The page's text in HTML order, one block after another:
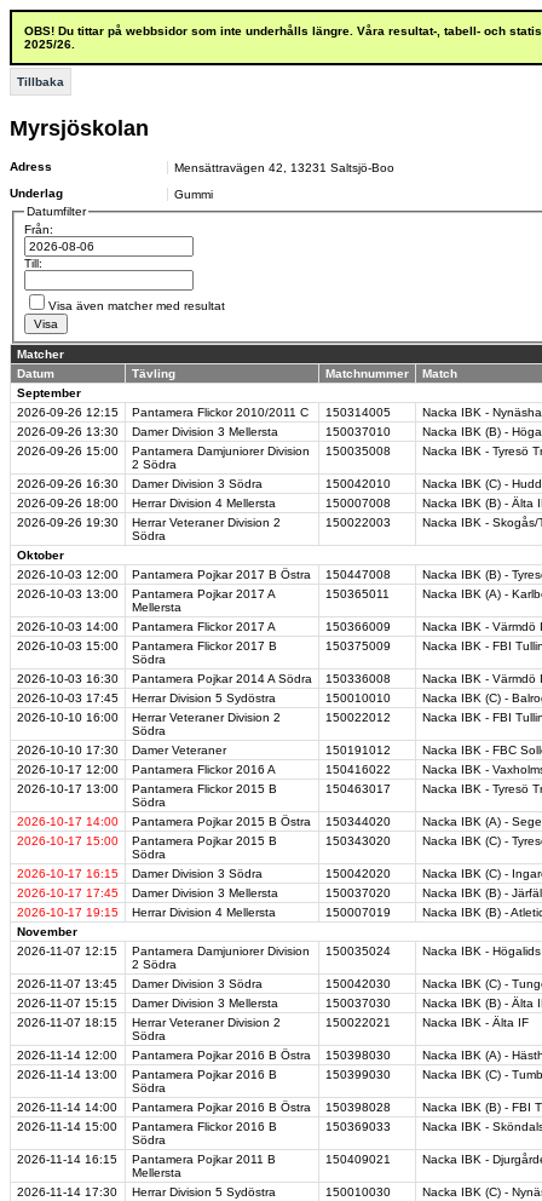
OBS! Du tittar på webbsidor som inte underhålls längre. Våra resultat-, tabell- och
2025/26.
Tillbaka
Myrsjöskolan
Adress Mensättravägen 42 13231 Saltsjö-Boo
Underlag
Gummi
Datumfilter
Från:
Till:
Visa även matcher med resultat
Matcher
Datum
Tävling Matchnummer Match
September
2026-09-26 12:15 Pantamera Flickor 2010/2011 C 150314005
Nacka IBK -
2026-09-26 13:30 Damer Division 3 Mellersta 150037010
Nacka IBK (B) -
2026-09-26 15:00
Pantamera Damjuniorer Division
2 Södra
150035008 Nacka IBK - Tyresö
2026-09-26 16:30 Damer Division 3 Södra 150042010
Nacka IBK (C) -
2026-09-26 18:00 Herrar Division 4 Mellersta 150007008
Nacka IBK (B) - Älta
2026-09-26 19:30
Herrar Veteraner Division 2
Södra
150022003 Nacka IBK -
Oktober
2026-10-03 12:00 Pantamera Pojkar 2017 B Östra 150447008
Nacka IBK (B) -
2026-10-03 13:00
Pantamera Pojkar 2017 A
Mellersta
150365011 Nacka IBK (A) -
2026-10-03 14:00 Pantamera Flickor 2017 A 150366009
Nacka IBK - Värmdö
2026-10-03 15:00
Pantamera Flickor 2017 B
Södra
150375009 Nacka IBK - FBI
2026-10-03 16:30 Pantamera Pojkar 2014 A Södra 150336008
Nacka IBK - Värmdö
2026-10-03 17:45 Herrar Division 5 Sydöstra 150010010
Nacka IBK (C) -
2026-10-10 16:00
Herrar Veteraner Division 2
Södra
150022012 Nacka IBK - FBI
2026-10-10 17:30 Damer Veteraner 150191012
Nacka IBK - FBC
2026-10-17 12:00 Pantamera Flickor 2016 A 150416022
Nacka IBK -
2026-10-17 13:00
Pantamera Flickor 2015 B
Södra
150463017 Nacka IBK - Tyresö
2026-10-17 14:00 Pantamera Pojkar 2015 B Östra 150344020
Nacka IBK (A) -
2026-10-17 15:00
Pantamera Pojkar 2015 B
Södra
150343020 Nacka IBK (C) -
2026-10-17 16:15 Damer Division 3 Södra 150042020
Nacka IBK (C) -
2026-10-17 17:45 Damer Division 3 Mellersta 150037020
Nacka IBK (B) -
2026-10-17 19:15 Herrar Division 4 Mellersta 150007019
Nacka IBK (B) -
November
2026-11-07 12:15
Pantamera Damjuniorer Division
2 Södra
150035024 Nacka IBK -
2026-11-07 13:45 Damer Division 3 Södra 150042030
Nacka IBK (C) -
2026-11-07 15:15 Damer Division 3 Mellersta 150037030
Nacka IBK (B) - Älta
2026-11-07 18:15
Herrar Veteraner Division 2
Södra
150022021 Nacka IBK - Älta IF
2026-11-14 12:00 Pantamera Pojkar 2016 B Östra 150398030
Nacka IBK (A) -
2026-11-14 13:00
Pantamera Pojkar 2016 B
Södra
150399030 Nacka IBK (C) -
2026-11-14 14:00 Pantamera Pojkar 2016 B Östra 150398028
Nacka IBK (B) - FBI
2026-11-14 15:00
Pantamera Flickor 2016 B
Södra
150369033 Nacka IBK -
2026-11-14 16:15
Pantamera Pojkar 2011 B
Mellersta
150409021 Nacka IBK -
2026-11-14 17:30 Herrar Division 5 Sydöstra 150010030
Nacka IBK (C) -